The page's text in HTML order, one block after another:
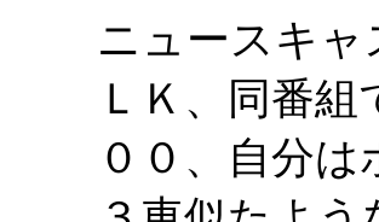
ニュースキ
ＬＫ、同番
００、自分